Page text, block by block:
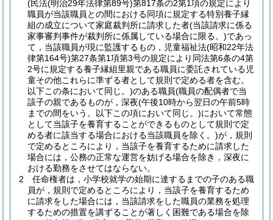
(民法(明治29年法律第89号)第817条の2第1項の規定により
職員が当該職員との間における同項に規定する特別養子縁
組の成立について家庭裁判所に請求した者(当該請求に係る
家事審判事件が裁判所に係属している場合に限る。)であっ
て，当該職員が現に監護するもの，児童福祉法(昭和22年法
律第164号)第27条第1項第3号の規定により同法第6条の4第
2号に規定する養子縁組里親である職員に委託されている児
童その他これらに準ずる者として規則で定める者を含む。
以下この条において同じ。)のある職員(職員の配偶者で当
該子の親であるものが，深夜(午後10時から翌日の午前5時
までの間をいう。以下この項において同じ。)において常態
として当該子を養育することができるものとして規則で定
める者に該当する場合における当該職員を除く。)が，規則
で定めるところにより，当該子を養育するために請求した
場合には，公務の正常な運営を妨げる場合を除き，深夜に
おける勤務をさせてはならない。
2
任命権者は，小学校就学の始期に達するまでの子のある職
員が，規則で定めるところにより，当該子を養育するため
に請求をした場合には，当該請求をした職員の業務を処理
するための措置を講ずることが著しく困難である場合を除